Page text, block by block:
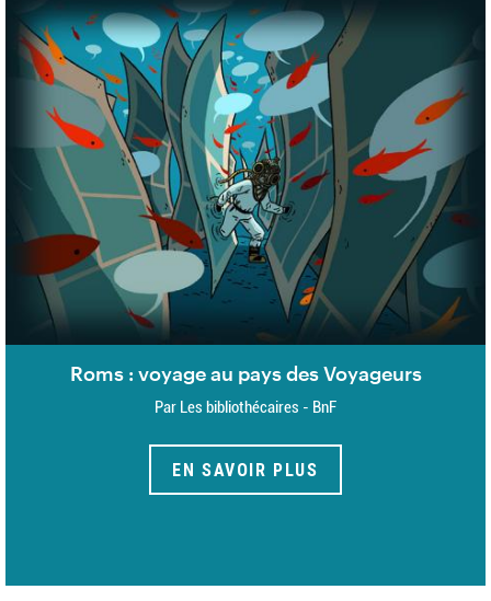
Roms : voyage au pays des Voyageurs
Par Les bibliothécaires - BnF
EN SAVOIR PLUS